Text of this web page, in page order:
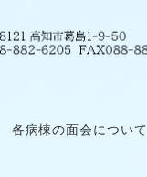
各病棟の面会について